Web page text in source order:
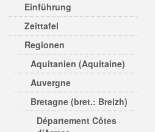
Einführung
Zeittafel
Regionen
Aquitanien (Aquitaine)
Auvergne
Bretagne (bret.: Breizh)
Département Côtes